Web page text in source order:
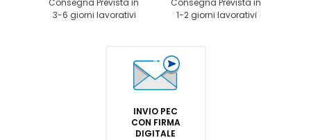
Consegna Prevista in
3-6 giorni lavorativi
Consegna Prevista in
1-2 giorni lavorativi
INVIO PEC
CON FIRMA
DIGITALE